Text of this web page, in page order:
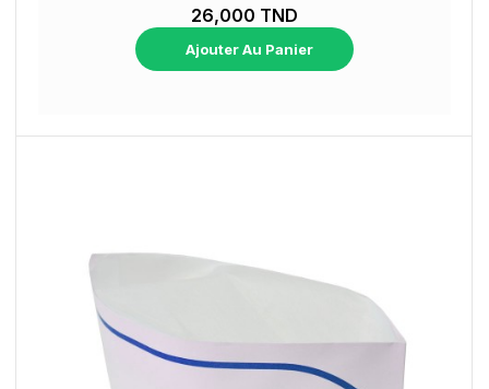
26,000 TND
Ajouter Au Panier